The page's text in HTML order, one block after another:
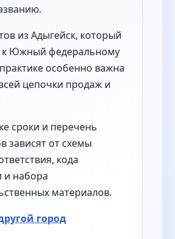
из Адыгейск, который
к Южный федеральному
особенно важна
цепочки продаж и
сроки и перечень
зависят от схемы
кода
и набора
материалов.
город